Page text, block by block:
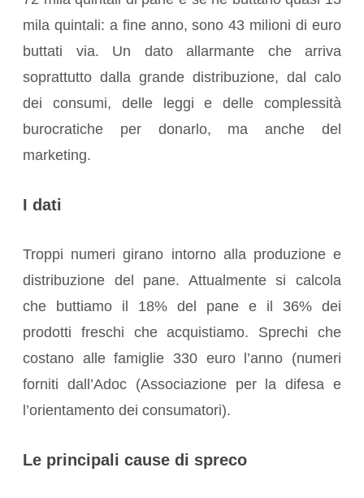
mila quintali: a fine anno, sono 43 milioni di euro
buttati via. Un dato allarmante che arriva
soprattutto dalla grande distribuzione, dal calo
dei consumi, delle leggi e delle complessità
burocratiche per donarlo, ma anche del
marketing.
I dati
Troppi numeri girano intorno alla produzione e
distribuzione del pane. Attualmente si calcola
che buttiamo il 18% del pane e il 36% dei
prodotti freschi che acquistiamo. Sprechi che
costano alle famiglie 330 euro l’anno (numeri
forniti dall’Adoc (Associazione per la difesa e
l’orientamento dei consumatori).
Le principali cause di spreco